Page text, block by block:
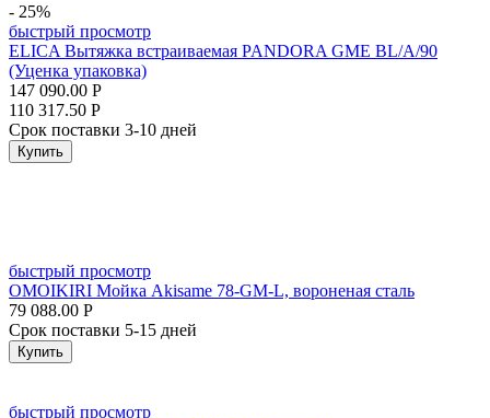
- 25%
быстрый просмотр
ELICA Вытяжка встраиваемая PANDORA GME BL/A/90
(Уценка упаковка)
147 090.00 Р
110 317.50 Р
Срок поставки 3-10 дней
Купить
быстрый просмотр
OMOIKIRI Мойка Akisame 78-GM-L, вороненая сталь
79 088.00 Р
Срок поставки 5-15 дней
Купить
быстрый просмотр